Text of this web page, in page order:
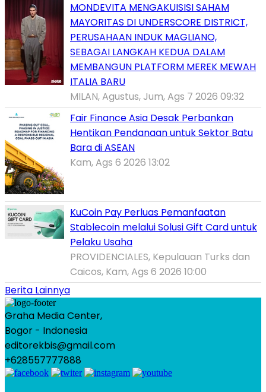
MONDEVITA MENGAKUISISI SAHAM
MAYORITAS DI UNDERSCORE DISTRICT,
PERUSAHAAN INDUK MAGLIANO,
SEBAGAI LANGKAH KEDUA DALAM
MEMBANGUN PLATFORM MEREK MEWAH
ITALIA BARU
MILAN, Agustus, Jum, Ags 7 2026 09:32
Fair Finance Asia Desak Perbankan
Hentikan Pendanaan untuk Sektor Batu
Bara di ASEAN
Kam, Ags 6 2026 13:02
KuCoin Pay Perluas Pemanfaatan
Stablecoin melalui Solusi Gift Card untuk
Pelaku Usaha
PROVIDENCIALES, Kepulauan Turks dan
Caicos, Kam, Ags 6 2026 10:00
Berita Lainnya
Graha Media Center,
Bogor - Indonesia
editorekbis@gmail.com
+628557777888